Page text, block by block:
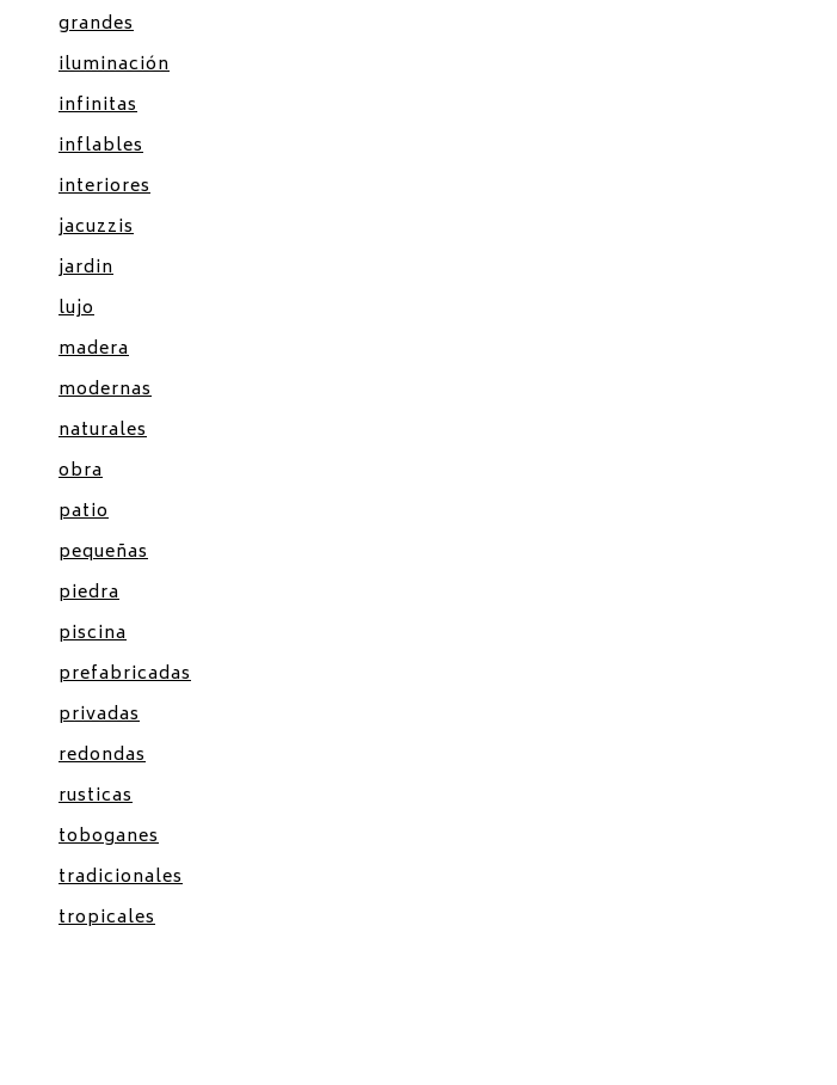
grandes
iluminación
infinitas
inflables
interiores
jacuzzis
jardin
lujo
madera
modernas
naturales
obra
patio
pequeñas
piedra
piscina
prefabricadas
privadas
redondas
rusticas
toboganes
tradicionales
tropicales